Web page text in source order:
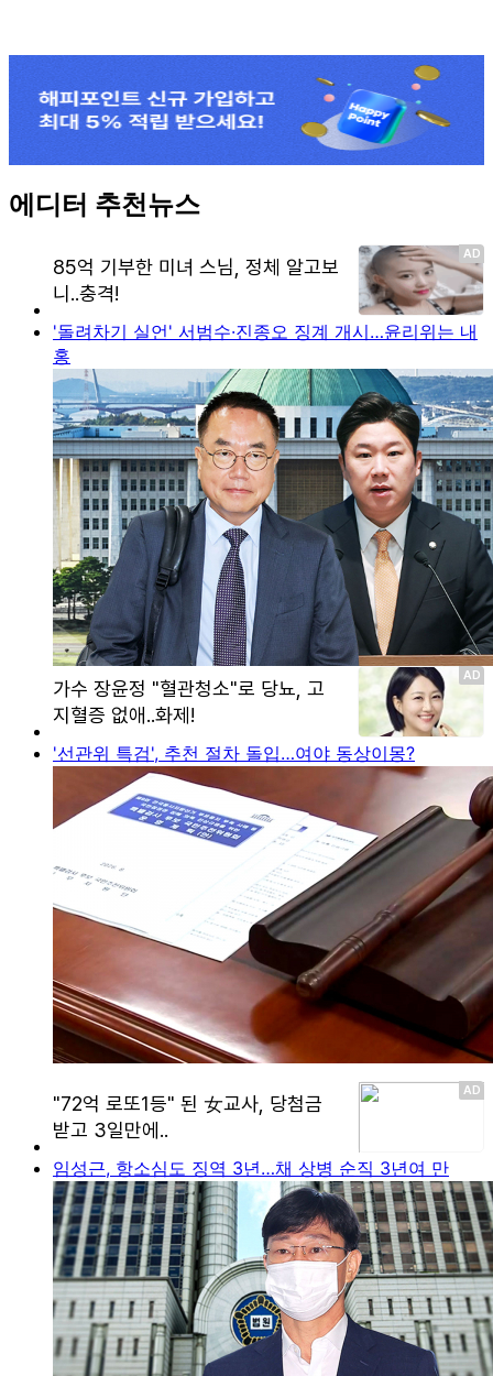
에디터 추천뉴스
'돌려차기 실언' 서범수·진종오 징계 개시…윤리위는 내
홍
'선관위 특검', 추천 절차 돌입…여야 동상이몽?
임성근, 항소심도 징역 3년…채 상병 순직 3년여 만